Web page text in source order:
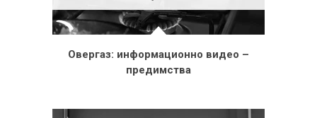
Овергаз: информационно видео –
предимства